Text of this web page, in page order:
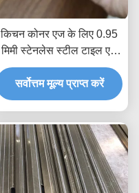
किचन कोनर एज के लिए 0.95
मिमी स्टेनलेस स्टील टाइल एज
ट्रिम कस्टम मेटल लाइन ब्रश
मोल्डिंग
सर्वोत्तम मूल्य प्राप्त करें